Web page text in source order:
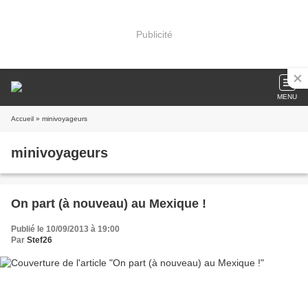
Publicité
MENU
Accueil » minivoyageurs
minivoyageurs
On part (à nouveau) au Mexique !
Publié le 10/09/2013 à 19:00
Par Stef26